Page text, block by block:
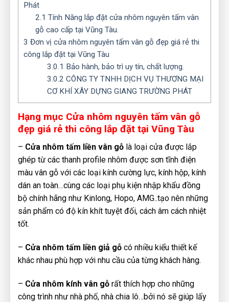
Phát
2.1 Tính Năng lắp đặt cửa nhôm nguyên tấm vân
gỗ cao cấp tại Vũng Tàu.
3 Đơn vị cửa nhôm nguyên tấm vân gỗ đẹp giá rẻ thi
công lắp đặt tại Vũng Tàu
3.0.1 Bảo hành, bảo trì uy tín, chất lượng.
3.0.2 CÔNG TY TNHH DỊCH VỤ THƯƠNG MẠI
CƠ KHÍ XÂY DỰNG GIANG TRƯỜNG PHÁT
Hạng mục Cửa nhôm nguyên tấm vân gỗ
đẹp giá rẻ thi công lắp đặt tại Vũng Tàu
– Cửa nhôm tấm liền vân gỗ là loại cửa được lắp
ghép từ các thanh profile nhôm được sơn tĩnh điện
màu vân gỗ với các loại kính cường lực, kính hộp, kính
dán an toàn…cùng các loại phụ kiện nhập khẩu đồng
bộ chính hãng như Kinlong, Hopo, AMG..tạo nên những
sản phẩm có độ kín khít tuyệt đối, cách âm cách nhiệt
tốt.
– Cửa nhôm tấm liền giả gỗ có nhiều kiểu thiết kế
khác nhau phù hợp với nhu cầu của từng khách hàng.
– Cửa nhôm kính vân gỗ rất thích hợp cho những
công trình như nhà phố, nhà chia lô…bởi nó sẽ giúp lấy